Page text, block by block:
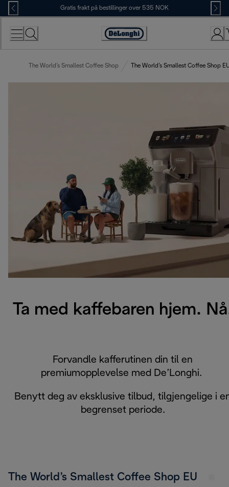
Skip
to
Content
Gratis frakt på bestillinger over 535 NOK
Accessibility
The World’s Smallest Coffee Shop The World’s Smallest Coffee Shop
Ta med kaffebaren hjem.
Forvandle kafferutinen din til en
premiumopplevelse med De’Longhi.
Benytt deg av eksklusive tilbud, tilgjengelige i
begrenset periode.
The World’s Smallest Coffee Shop EU